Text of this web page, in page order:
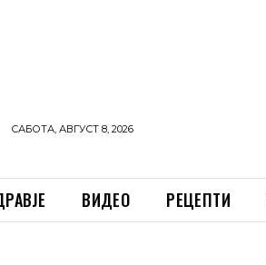
САБОТА, АВГУСТ 8, 2026
ВИДЕО РЕЦЕПТИ